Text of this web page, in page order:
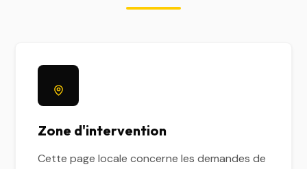
Zone d'intervention
Cette page locale concerne les demandes de